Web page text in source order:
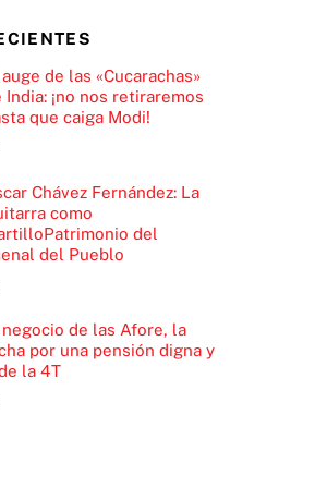
de las «Cucarachas»
India: ¡no nos retiraremos
que caiga Modi!
Chávez Fernández: La
como
del
del Pueblo
negocio de las Afore, la
por una pensión digna y
la 4T